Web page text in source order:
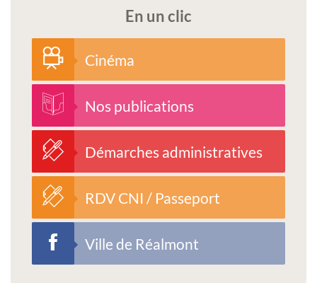
En un clic
Cinéma
Nos publications
Démarches administratives
RDV CNI / Passeport
Ville de Réalmont